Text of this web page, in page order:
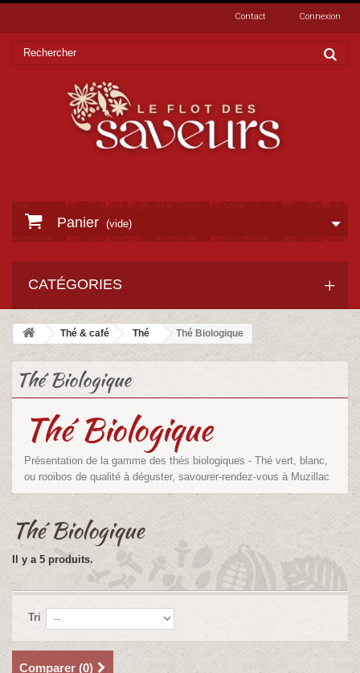
Connexion
Contact
Panier (vide)
CATÉGORIES
Thé & café Thé Thé Biologique
Thé Biologique
Thé Biologique
Présentation de la gamme des thés biologiques - Thé vert, blanc,
ou rooibos de qualité à déguster, savourer-rendez-vous à Muzillac
Thé Biologique
Il y a 5 produits.
Tri
Comparer (0)